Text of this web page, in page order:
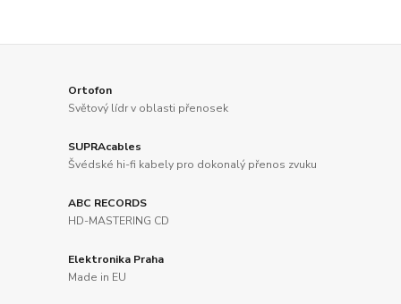
Ortofon
Světový lídr v oblasti přenosek
SUPRAcables
Švédské hi-fi kabely pro dokonalý přenos zvuku
ABC RECORDS
HD-MASTERING CD
Elektronika Praha
Made in EU